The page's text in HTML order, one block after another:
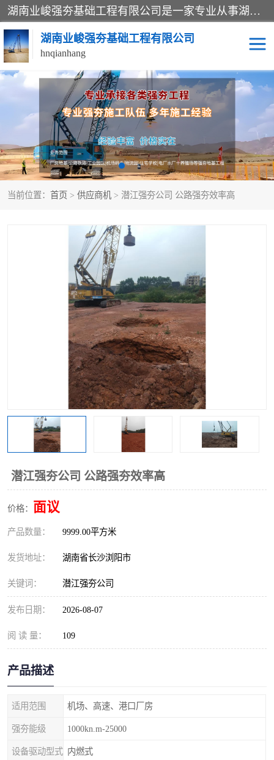
湖南业峻强夯基础工程有限公司是一家专业从事湖南强夯基础工程、强夯机租赁，地基处理的施工单位。业务覆盖：湖南、广东，江西等地。可承接1000KN.m-25000KN.m强夯（置换）工程。公司创始人是国内较早期从事强夯施工的建设者，经过多年的一步一个脚印的发展，在行业内具有较高的度和良好的口碑。
湖南业峻强夯基础工程有限公司
hnqianhang
当前位置： 首页 > 供应商机 > 潜江强夯公司 公路强夯效率高
潜江强夯公司 公路强夯效率高
价格： 面议
产品数量： 9999.00平方米
发货地址： 湖南省长沙浏阳市
关键词： 潜江强夯公司
发布日期： 2026-08-07
阅 读 量： 109
产品描述
适用范围 机场、高速、港口厂房
强夯能级 1000kn.m-25000
设备驱动型式 内燃式
强夯施工案例 强夯机租赁
强夯施工工程 强夯施工队伍
强夯队伍